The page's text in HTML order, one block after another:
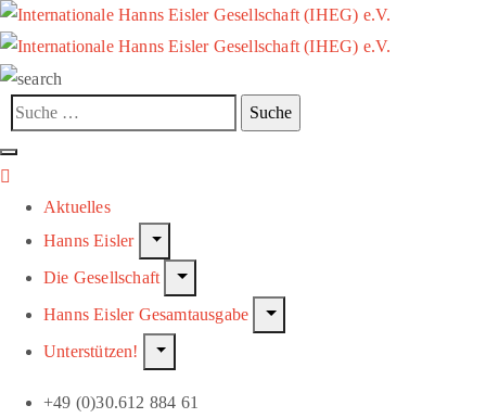
Aktuelles
Hanns Eisler
Die Gesellschaft
Hanns Eisler Gesamtausgabe
Unterstützen!
+49 (0)30.612 884 61